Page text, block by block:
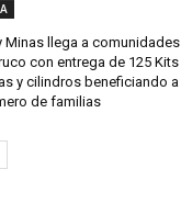
Minas llega a comunidades
con entrega de 125 Kits
y cilindros beneficiando a
de familias